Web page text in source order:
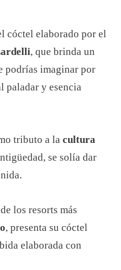
cóctel elaborado por el
, que brinda un
podrías imaginar por
paladar y esencia
tributo a la cultura
se solía dar
los resorts más
, presenta su cóctel
elaborada con